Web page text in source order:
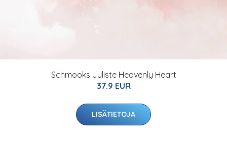
Schmooks Juliste Heavenly Heart
37.9 EUR
LISÄTIETOJA